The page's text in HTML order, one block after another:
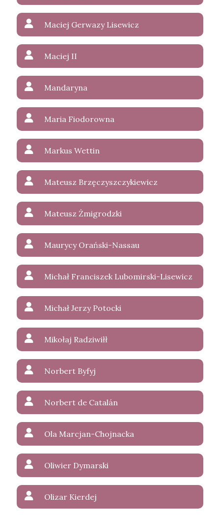
Maciej Gerwazy Lisewicz
Maciej II
Mandaryna
Maria Fiodorowna
Markus Wettin
Mateusz Brzęczyszczykiewicz
Mateusz Żmigrodzki
Maurycy Orański-Nassau
Michał Franciszek Lubomirski-Lisewicz
Michał Jerzy Potocki
Mikołaj Radziwiłł
Norbert Byfyj
Norbert de Catalán
Ola Marcjan-Chojnacka
Oliwier Dymarski
Olizar Kierdej